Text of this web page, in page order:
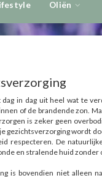
Oliën
in dag uit heel wat te
of de brandende zon.
is zeker geen
gezichtsverzorging wordt
respecteren. De
en stralende huid
is bovendien niet alleen